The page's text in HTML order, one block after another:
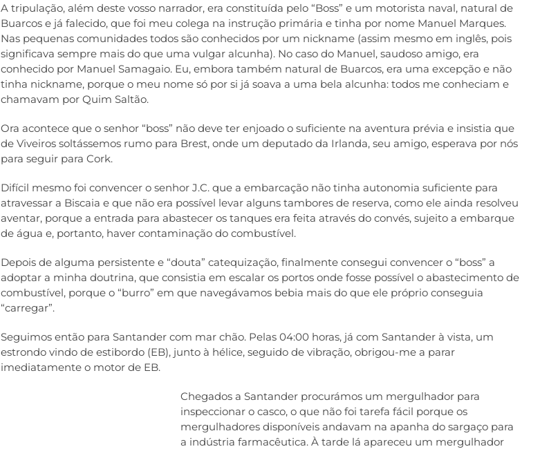
A tripulação, além deste vosso narrador, era constituída pelo “Boss” e um motorista naval, natural de
Buarcos e já falecido, que foi meu colega na instrução primária e tinha por nome Manuel Marques.
Nas pequenas comunidades todos são conhecidos por um nickname (assim mesmo em inglês, pois
significava sempre mais do que uma vulgar alcunha). No caso do Manuel, saudoso amigo, era
conhecido por Manuel Samagaio. Eu, embora também natural de Buarcos, era uma excepção e não
tinha nickname, porque o meu nome só por si já soava a uma bela alcunha: todos me conheciam e
chamavam por Quim Saltão.
Ora acontece que o senhor “boss” não deve ter enjoado o suficiente na aventura prévia e insistia que
de Viveiros soltássemos rumo para Brest, onde um deputado da Irlanda, seu amigo, esperava por nós
para seguir para Cork.
Difícil mesmo foi convencer o senhor J.C. que a embarcação não tinha autonomia suficiente para
atravessar a Biscaia e que não era possível levar alguns tambores de reserva, como ele ainda resolveu
aventar, porque a entrada para abastecer os tanques era feita através do convés, sujeito a embarque
de água e, portanto, haver contaminação do combustível.
Depois de alguma persistente e “douta” catequização, finalmente consegui convencer o “boss” a
adoptar a minha doutrina, que consistia em escalar os portos onde fosse possível o abastecimento de
combustível, porque o “burro” em que navegávamos bebia mais do que ele próprio conseguia
“carregar”.
Seguimos então para Santander com mar chão. Pelas 04:00 horas, já com Santander à vista, um
estrondo vindo de estibordo (EB), junto à hélice, seguido de vibração, obrigou-me a parar
imediatamente o motor de EB.
Chegados a Santander procurámos um mergulhador para
inspeccionar o casco, o que não foi tarefa fácil porque os
mergulhadores disponíveis andavam na apanha do sargaço para
a indústria farmacêutica. À tarde lá apareceu um mergulhador